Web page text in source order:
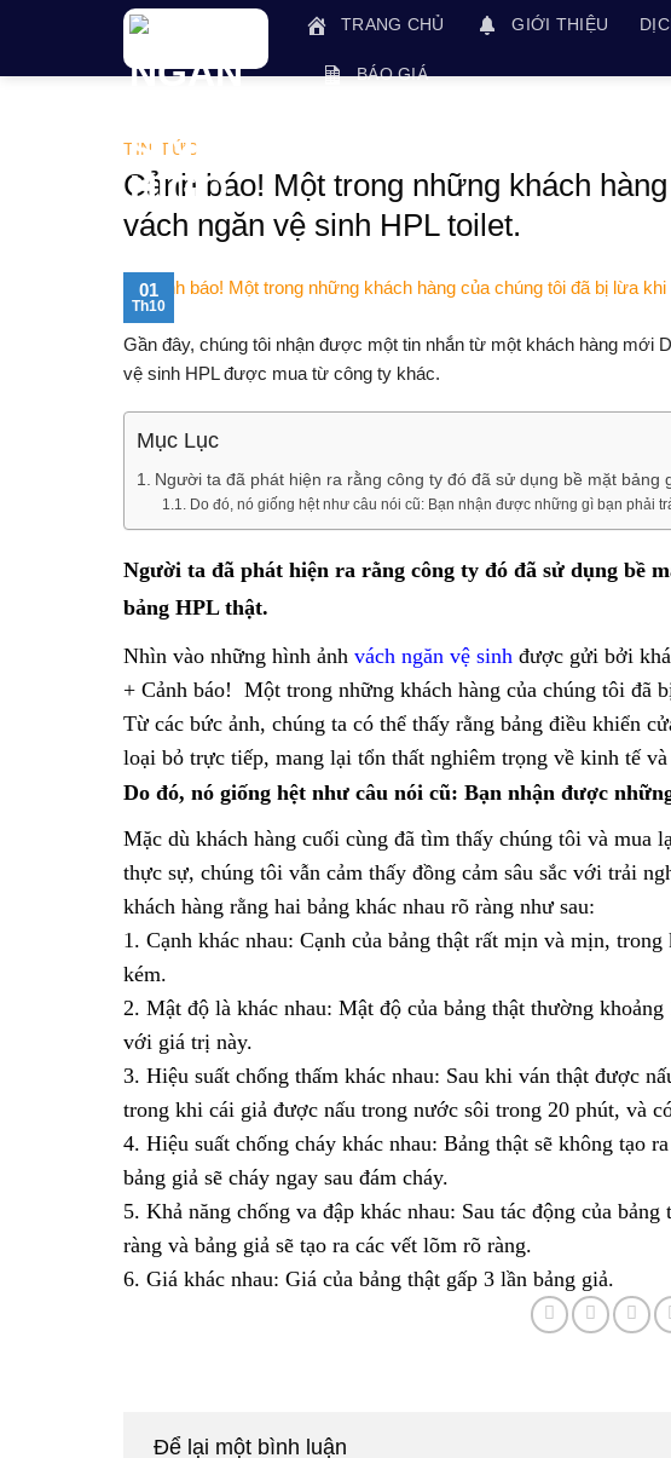
TRANG CHỦ GIỚI THIỆU
BÁO GIÁ
TIN TỨC
Cảnh báo! Một trong những khách
vách ngăn vệ sinh HPL toilet.
01
Th10
Gần đây, chúng tôi nhận được một tin nhắn từ một khách hàng mới
vệ sinh HPL được mua từ công ty khác.
Mục Lục
Người ta đã phát hiện ra rằng công ty đó đã sử dụng bề mặt
Do đó, nó giống hệt như câu nói cũ: Bạn nhận được những gì bạn phải
Người ta đã phát hiện ra rằng công ty đó đã sử dụng bề
bảng HPL thật.
Nhìn vào những hình ảnh vách ngăn vệ sinh được gửi bởi
+ Cảnh báo! Một trong những khách hàng của chúng tôi đã
Từ các bức ảnh, chúng ta có thể thấy rằng bảng điều khiển
loại bỏ trực tiếp, mang lại tổn thất nghiêm trọng về kinh tế
Do đó, nó giống hệt như câu nói cũ: Bạn nhận được
Mặc dù khách hàng cuối cùng đã tìm thấy chúng tôi và mua
thực sự, chúng tôi vẫn cảm thấy đồng cảm sâu sắc với trải
khách hàng rằng hai bảng khác nhau rõ ràng như sau:
1. Cạnh khác nhau: Cạnh của bảng thật rất mịn và mịn,
kém.
2. Mật độ là khác nhau: Mật độ của bảng thật thường
với giá trị này.
3. Hiệu suất chống thấm khác nhau: Sau khi ván thật được
trong khi cái giả được nấu trong nước sôi trong 20 phút, và
4. Hiệu suất chống cháy khác nhau: Bảng thật sẽ không tạo
bảng giả sẽ cháy ngay sau đám cháy.
5. Khả năng chống va đập khác nhau: Sau tác động của
ràng và bảng giả sẽ tạo ra các vết lõm rõ ràng.
6. Giá khác nhau: Giá của bảng thật gấp 3 lần bảng giả.
Để lại một bình luận